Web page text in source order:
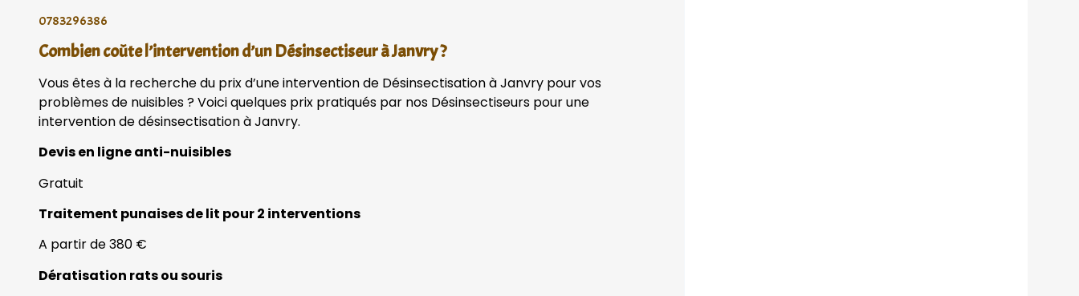
0783296386
Combien coûte l’intervention d’un Désinsectiseur à Janvry ?
Vous êtes à la recherche du prix d’une intervention de Désinsectisation à Janvry pour vos
problèmes de nuisibles ? Voici quelques prix pratiqués par nos Désinsectiseurs pour une
intervention de désinsectisation à Janvry.
Devis en ligne anti-nuisibles
Gratuit
Traitement punaises de lit pour 2 interventions
A partir de 380 €
Dératisation rats ou souris